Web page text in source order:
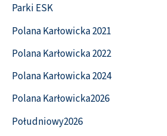
Parki ESK
Polana Karłowicka 2021
Polana Karłowicka 2022
Polana Karłowicka 2024
Polana Karłowicka2026
Południowy2026